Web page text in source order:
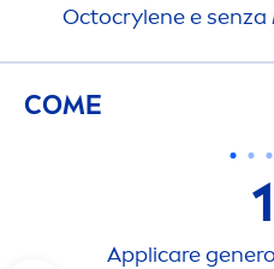
Octocrylene e senza
COME
1
Applicare